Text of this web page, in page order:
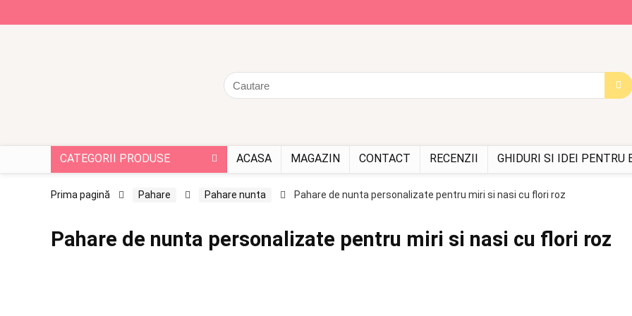
CATEGORII PRODUSE ACASA MAGAZIN CONTACT RECENZII GHIDURI SI IDEI PENTRU
Prima pagină Pahare Pahare nunta Pahare de nunta personalizate pentru miri si nasi cu flori roz
Pahare de nunta personalizate pentru miri si nasi cu flori roz